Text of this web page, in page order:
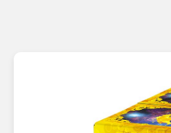
Фейерверки на свадьбу